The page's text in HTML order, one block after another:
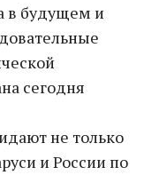
в будущем и
сегодня
не только
и России по